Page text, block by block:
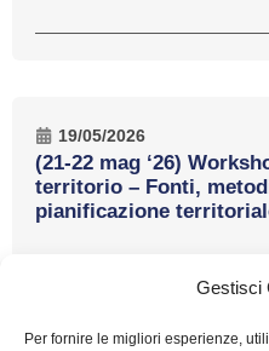
Gestisci
Per fornire le migliori esperienze,
19/05/2026
(21-22 mag ‘26)
territorio – Fonti,
pianificazione
Studi Umanistici Per la